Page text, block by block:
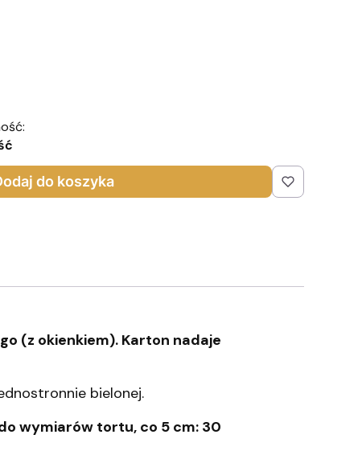
do koszyka
(z okienkiem). Karton nadaje
bielonej.
wymiarów tortu, co 5 cm: 30